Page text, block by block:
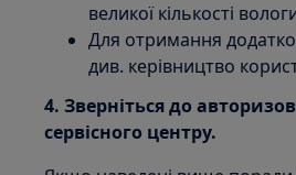
великої кількості
Для отримання
див. керівництво
4. Зверніться до
сервісного центру.